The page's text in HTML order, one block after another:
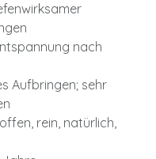
nach
Aufbringen; sehr
rein, natürlich,